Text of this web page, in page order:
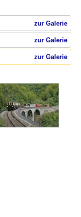
zur Galerie
zur Galerie
zur Galerie